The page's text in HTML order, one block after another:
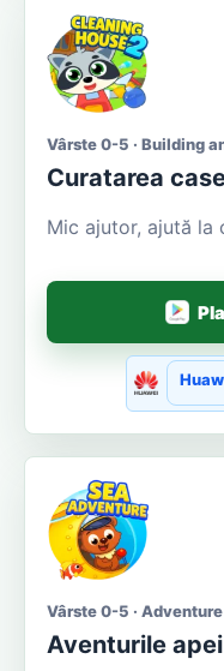
Vârste 0-5 · Building
Curatarea
Mic ajutor, ajută la
Vârste 0-5 ·
Aventurile apei